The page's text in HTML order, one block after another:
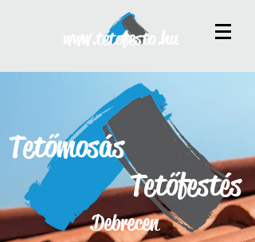
www.tetofesto.hu
Tetőmosás
Tetőfestés
Debrecen